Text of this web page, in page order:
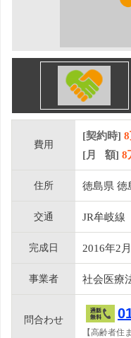
費用
[契約時]
[月 額] 8
住所 徳島県 徳
交通 JR牟岐線
完成日 2016年2月
事業者 社会医療
問合わせ
【高齢者住